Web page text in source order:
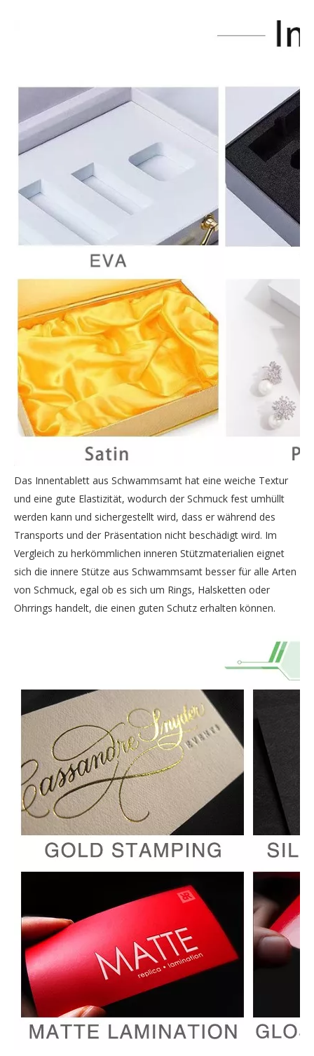
Das Innentablett aus Schwammsamt hat eine weiche Textur
und eine gute Elastizität, wodurch der Schmuck fest umhüllt
werden kann und sichergestellt wird, dass er während des
Transports und der Präsentation nicht beschädigt wird. Im
Vergleich zu herkömmlichen inneren Stützmaterialien eignet
sich die innere Stütze aus Schwammsamt besser für alle Arten
von Schmuck, egal ob es sich um Rings, Halsketten oder
Ohrrings handelt, die einen guten Schutz erhalten können.